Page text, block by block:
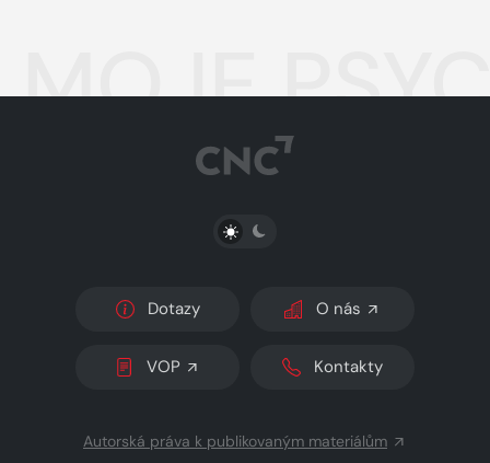
MOJE
PŘEPNOUT SVĚTLÝ/TMAVÝ REŽIM
Dotazy O nás
VOP Kontakty
Autorská práva k publikovaným materiálům